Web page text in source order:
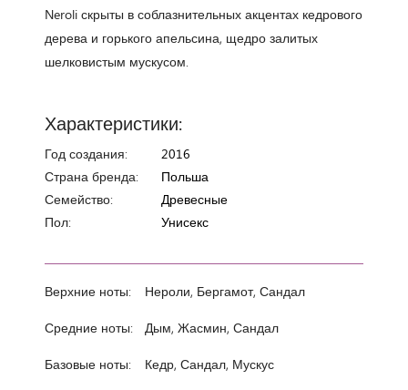
Neroli скрыты в соблазнительных акцентах кедрового
дерева и горького апельсина, щедро залитых
шелковистым мускусом.
Характеристики:
Год создания:
2016
Страна бренда:
Польша
Семейство:
Древесные
Пол:
Унисекс
Верхние ноты: Нероли, Бергамот, Сандал
Средние ноты: Дым, Жасмин, Сандал
Базовые ноты: Кедр, Сандал, Мускус